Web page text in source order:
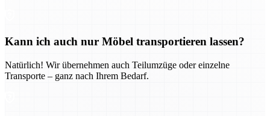
Kann ich auch nur Möbel transportieren lassen?
Natürlich! Wir übernehmen auch Teilumzüge oder einzelne
Transporte – ganz nach Ihrem Bedarf.